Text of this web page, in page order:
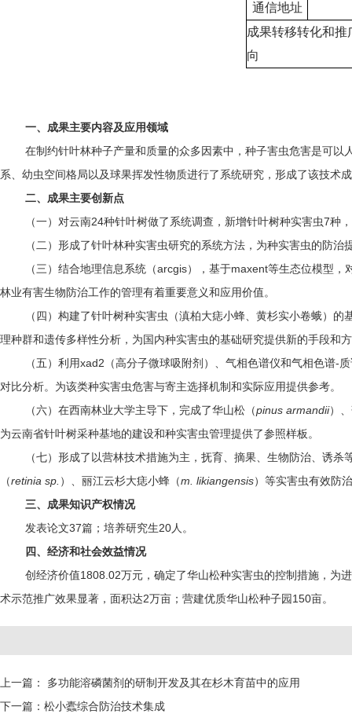
通信地址
成果转移转化和推
向
一、成果主要内容及应用领域
在制约针叶林种子产量和质量的众多因素中，种子害虫危害是可
系、幼虫空间格局以及球果挥发性物质进行了系统研究，形成了该技术
二、成果主要创新点
（一）对云南24种针叶树做了系统调查，新增针叶树种实害虫7种
（二）形成了针叶林种实害虫研究的系统方法，为种实害虫的防治
（三）结合地理信息系统（arcgis），基于maxent等生态位模型
林业有害生物防治工作的管理有着重要意义和应用价值。
（四）构建了针叶树种实害虫（滇柏大痣小蜂、黄杉实小卷蛾）
理种群和遗传多样性分析，为国内种实害虫的基础研究提供新的手段和
（五）利用xad2（高分子微球吸附剂）、气相色谱仪和气相色谱
对比分析。为该类种实害虫危害与寄主选择机制和实际应用提供参考。
（六）在西南林业大学主导下，完成了华山松（pinus armandii）
为云南省针叶树采种基地的建设和种实害虫管理提供了参照样板。
（七）形成了以营林技术措施为主，抚育、摘果、生物防治、诱
（retinia sp. ）、丽江云杉大痣小蜂（m. likiangensis）等实害虫有效防
三、成果知识产权情况
发表论文37篇；培养研究生20人。
四、经济和社会效益情况
创经济价值1808.02万元，确定了华山松种实害虫的控制措施，为
术示范推广效果显著，面积达2万亩；营建优质华山松种子园150亩。
上一篇： 多功能溶磷菌剂的研制开发及其在杉木育苗中的应用
下一篇： 松小蠹综合防治技术集成